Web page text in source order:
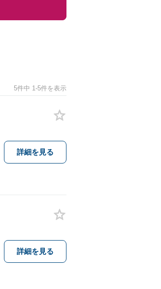
5件中 1-5件を表示
詳細を見る
詳細を見る